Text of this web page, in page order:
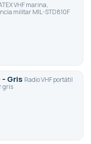
VHF marina,
militar MIL-STD810F
- Gris Radio VHF portátil
gris